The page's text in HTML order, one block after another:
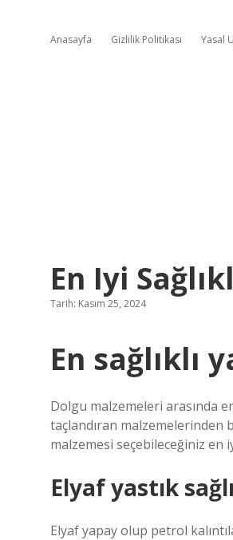
Anasayfa Gizlilik Politikası Yasal
En Iyi
Tarih: Kasım 25, 2024
En sağlıklı
Dolgu malzemeleri arasında
taçlandıran malzemelerinden
malzemesi seçebileceğiniz en
Elyaf yastık
Elyaf yapay olup petrol